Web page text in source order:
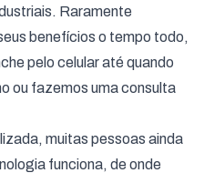
Raramente
benefícios o tempo todo,
pelo celular até quando
ou fazemos uma consulta
muitas pessoas ainda
funciona, de onde